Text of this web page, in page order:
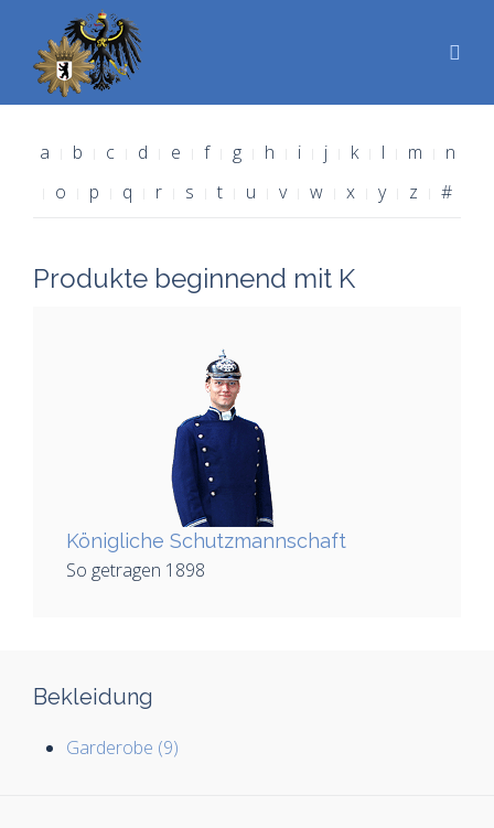
a b c d e f g h i j k l m
n
o
p q r s t u v w x y z #
Produkte beginnend mit K
Königliche Schutzmannschaft
So getragen 1898
Bekleidung
Garderobe (9)